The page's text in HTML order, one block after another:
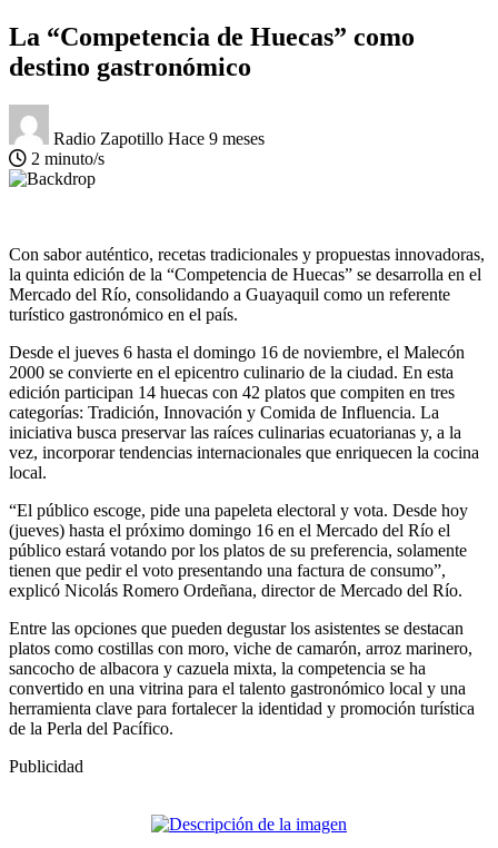
La “Competencia de Huecas” como
destino gastronómico
Radio Zapotillo Hace 9 meses
2 minuto/s
Con sabor auténtico, recetas tradicionales y propuestas innovadoras,
la quinta edición de la “Competencia de Huecas” se desarrolla en el
Mercado del Río, consolidando a Guayaquil como un referente
turístico gastronómico en el país.
Desde el jueves 6 hasta el domingo 16 de noviembre, el Malecón
2000 se convierte en el epicentro culinario de la ciudad. En esta
edición participan 14 huecas con 42 platos que compiten en tres
categorías: Tradición, Innovación y Comida de Influencia. La
iniciativa busca preservar las raíces culinarias ecuatorianas y, a la
vez, incorporar tendencias internacionales que enriquecen la cocina
local.
“El público escoge, pide una papeleta electoral y vota. Desde hoy
(jueves) hasta el próximo domingo 16 en el Mercado del Río el
público estará votando por los platos de su preferencia, solamente
tienen que pedir el voto presentando una factura de consumo”,
explicó Nicolás Romero Ordeñana, director de Mercado del Río.
Entre las opciones que pueden degustar los asistentes se destacan
platos como costillas con moro, viche de camarón, arroz marinero,
sancocho de albacora y cazuela mixta, la competencia se ha
convertido en una vitrina para el talento gastronómico local y una
herramienta clave para fortalecer la identidad y promoción turística
de la Perla del Pacífico.
Publicidad